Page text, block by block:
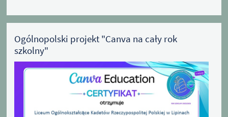
Ogólnopolski projekt "Canva na cały rok
szkolny"